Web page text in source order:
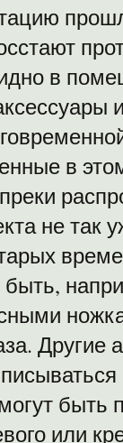
в
в
не так
быть,
Другие
быть
или